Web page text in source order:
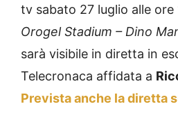
tv sabato 27 luglio alle ore
Orogel Stadium – Dino
sarà visibile in diretta in
Telecronaca affidata a
Prevista anche la diretta